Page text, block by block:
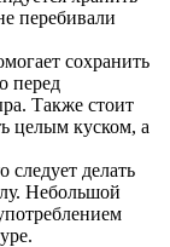
перебивали
сохранить
перед
Также стоит
целым куском, а
следует делать
Небольшой